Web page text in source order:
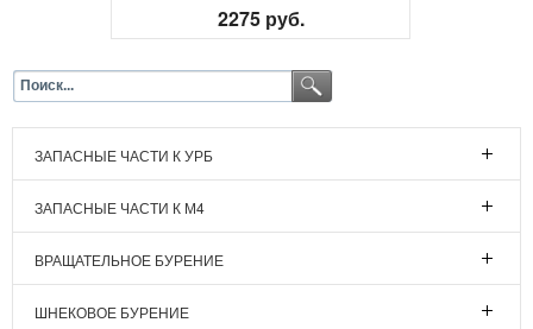
2275 руб.
ЗАПАСНЫЕ ЧАСТИ К УРБ
ЗАПАСНЫЕ ЧАСТИ К М4
ВРАЩАТЕЛЬНОЕ БУРЕНИЕ
ШНЕКОВОЕ БУРЕНИЕ